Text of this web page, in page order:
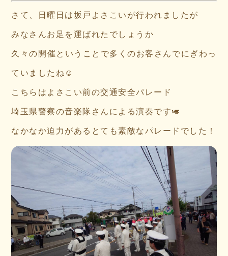
さて、日曜日は坂戸よさこいが行われましたが
みなさんお足を運ばれたでしょうか
久々の開催ということで多くのお客さんでにぎわっ
ていましたね☺
こちらはよさこい前の交通安全パレード
埼玉県警察の音楽隊さんによる演奏です🎺
なかなか迫力があるとても素敵なパレードでした！